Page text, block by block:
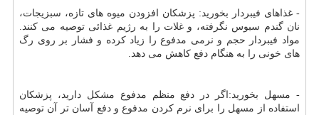
- غذاهای فیبردار بخورید: پزشکان افزودن میوه های تازه، سبزیجات،
نان گندم سبوس نگرفته، و غلات را به رژیم غذائی توصیه می کنند.
مواد فیبردار حجم و نرمی مدفوع را زیاد کرده و فشار بر روی رگ
های خونی را به هنگام دفع کاهش می دهد.
- مسهل بخورید:اگر در دفع منظم مدفوع مشکل دارید، پزشکان
استفاده از مسهل را برای نرم کردن مدفوع و دفع آسان تر آن توصیه